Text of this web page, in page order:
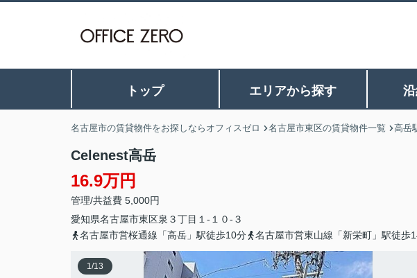
トップ エリアから探す
名古屋市の賃貸物件をお探しならオフィスゼロ 名古屋市東区の賃貸物件一覧 高岳
Celenest高岳
16.9万円
管理/共益費 5,000円
愛知県名古屋市東区泉 ３丁目１-１０-３
名古屋市営桜通線「高岳」駅徒歩10分
名古屋市営東山線「新栄町」駅徒歩
1/13